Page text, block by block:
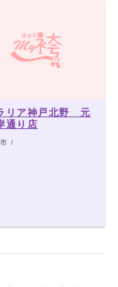
リア神戸北野 元
通り店
/